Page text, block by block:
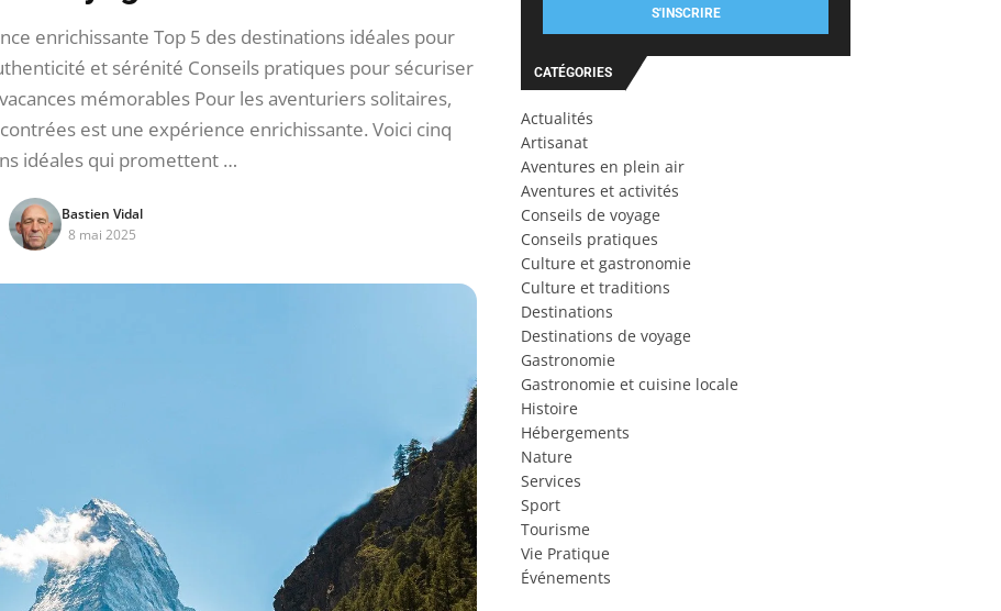
enrichissante Top 5 des destinations idéales pour
et sérénité Conseils pratiques pour sécuriser
mémorables Pour les aventuriers solitaires,
est une expérience enrichissante. Voici cinq
idéales qui promettent …
Bastien Vidal
8 mai 2025
S'INSCRIRE
CATÉGORIES
Actualités
Artisanat
Aventures en plein air
Aventures et activités
Conseils de voyage
Conseils pratiques
Culture et gastronomie
Culture et traditions
Destinations
Destinations de voyage
Gastronomie
Gastronomie et cuisine locale
Histoire
Hébergements
Nature
Services
Sport
Tourisme
Vie Pratique
Événements